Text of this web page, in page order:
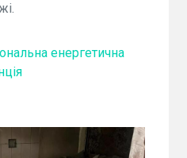
енергетична